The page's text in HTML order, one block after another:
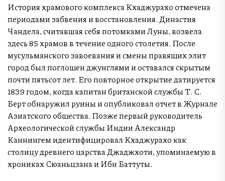
История храмового комплекса Кхаджурахо отмечена
периодами забвения и восстановления. Династия
Чандела, считавшая себя потомками Луны, возвела
здесь 85 храмов в течение одного столетия. После
мусульманского завоевания и смены правящих элит
город был поглощен джунглями и оставался скрытым
почти пятьсот лет. Его повторное открытие датируется
1839 годом, когда капитан британской службы Т. С.
Берт обнаружил руины и опубликовал отчет в Журнале
Азиатского общества. Позже первый руководитель
Археологической службы Индии Александр
Каннингем идентифицировал Кхаджурахо как
столицу древнего царства Джаджхоти, упоминаемую в
хрониках Сюаньцзана и Ибн Баттуты.